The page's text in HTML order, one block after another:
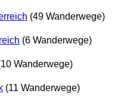
(49 Wanderwege)
(6 Wanderwege)
Wanderwege)
(11 Wanderwege)